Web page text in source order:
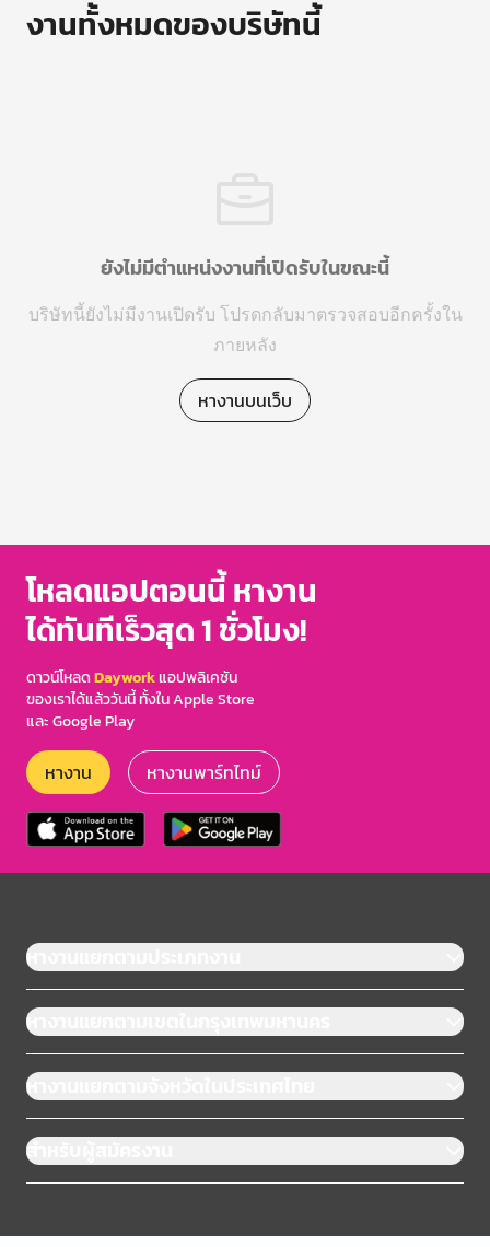
งานทั้งหมดของบริษัทนี้
ยังไม่มีตำแหน่งงานที่เปิดรับในขณะนี้
บริษัทนี้ยังไม่มีงานเปิดรับ โปรดกลับมาตรวจสอบอีกครั้งใน
ภายหลัง
หางานบนเว็บ
โหลดแอปตอนนี้ หางาน
ได้ทันทีเร็วสุด 1 ชั่วโมง!
ดาวน์โหลดDayworkแอปพลิเคชัน
ของเราได้แล้ววันนี้ ทั้งใน Apple Store
และ Google Play
หางาน หางานพาร์ทไทม์
หางานแยกตามประเภทงาน
หางานแยกตามเขตในกรุงเทพมหานคร
หางานแยกตามจังหวัดในประเทศไทย
สำหรับผู้สมัครงาน